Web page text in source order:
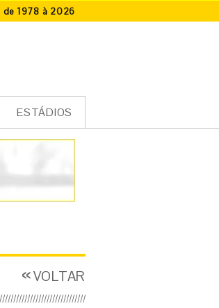
de 1978 à 2026
ESTÁDIOS
VOLTAR